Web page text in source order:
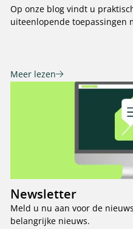
Op onze blog vindt u
uiteenlopende toepassingen
Meer lezen
Newsletter
Meld u nu aan voor de
belangrijke nieuws.